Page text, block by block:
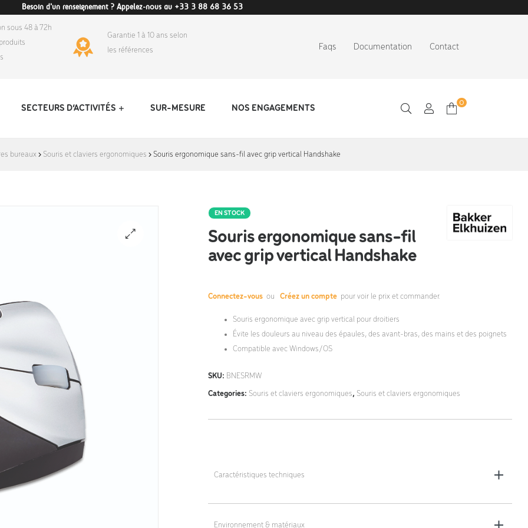
Besoin d'un renseignement ? Appelez-nous au +33 3 88 68 36 53
sous 48 à 72h
Garantie 1 à 10 ans selon
les références
Faqs Documentation Contact
SECTEURS D’ACTIVITÉS SUR-MESURE NOS ENGAGEMENTS
0
bureaux Souris et claviers ergonomiques Souris ergonomique sans-fil avec grip vertical Handshake
EN STOCK
Souris ergonomique sans-fil
avec grip vertical Handshake
Connectez-vous ou Créez un compte pour voir le prix et commander.
Souris ergonomique avec grip vertical pour droitiers
Évite les douleurs au niveau des épaules, des avant-bras, des mains et des poignets
Compatible avec Windows/OS
SKU: BNESRMW
Categories: Souris et claviers ergonomiques, Souris et claviers ergonomiques
Caractéristiques techniques
Dimensions totales (l x H x P) : 68 x 70 x 120 mm
Environnement & matériaux